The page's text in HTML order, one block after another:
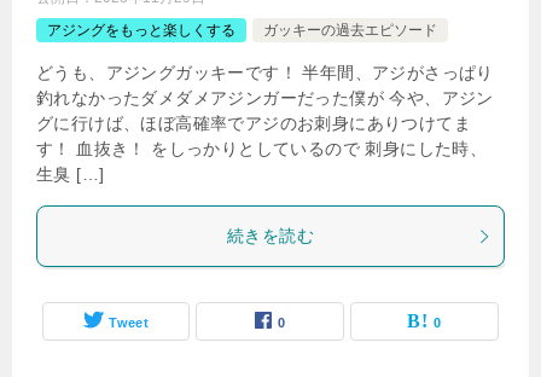
アジングをもっと楽しくする
ガッキーの過去エピソード
どうも、アジングガッキーです！ 半年間、アジがさっぱり
釣れなかったダメダメアジンガーだった僕が 今や、アジン
グに行けば、ほぼ高確率でアジのお刺身にありつけてま
す！ 血抜き！ をしっかりとしているので 刺身にした時、
生臭 […]
続きを読む
Tweet 0 0